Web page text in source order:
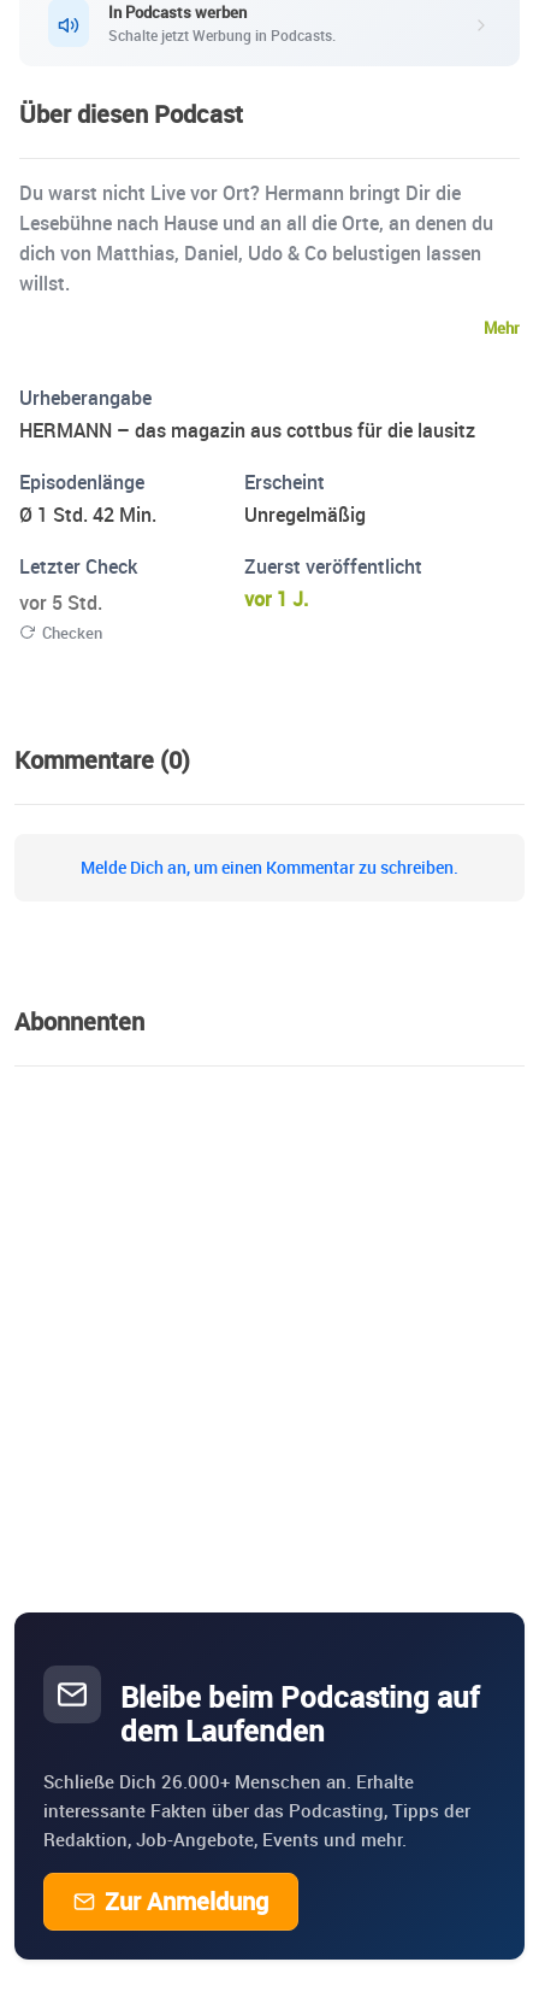
In Podcasts werben
Schalte jetzt Werbung in Podcasts.
Über diesen Podcast
Du warst nicht Live vor Ort? Hermann bringt Dir die
Lesebühne nach Hause und an all die Orte, an denen du
dich von Matthias, Daniel, Udo & Co belustigen lassen
willst.
Mehr
Urheberangabe
HERMANN – das magazin aus cottbus für die lausitz
Episodenlänge
Ø 1 Std. 42 Min.
Erscheint
Unregelmäßig
Letzter Check
vor 5 Std.
Checken
Zuerst veröffentlicht
vor 1 J.
Kommentare (0)
Melde Dich an, um einen Kommentar zu schreiben.
Abonnenten
Bleibe beim Podcasting auf
dem Laufenden
Schließe Dich 26.000+ Menschen an. Erhalte
interessante Fakten über das Podcasting, Tipps der
Redaktion, Job-Angebote, Events und mehr.
Zur Anmeldung